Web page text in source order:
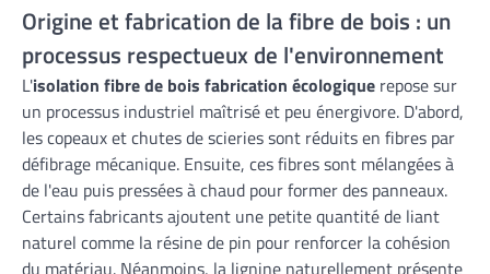
Origine et fabrication de la fibre de bois : un
processus respectueux de l'environnement
L'isolation fibre de bois fabrication écologique repose sur
un processus industriel maîtrisé et peu énergivore. D'abord,
les copeaux et chutes de scieries sont réduits en fibres par
défibrage mécanique. Ensuite, ces fibres sont mélangées à
de l'eau puis pressées à chaud pour former des panneaux.
Certains fabricants ajoutent une petite quantité de liant
naturel comme la résine de pin pour renforcer la cohésion
du matériau. Néanmoins, la lignine naturellement présente